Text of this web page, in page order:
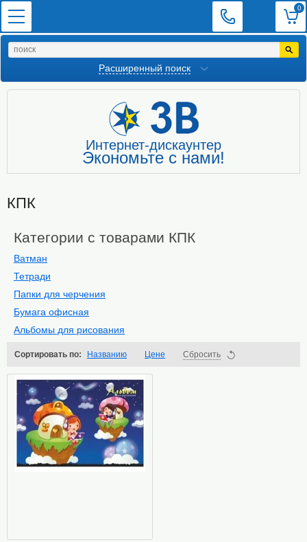
0
Расширенный поиск
Интернет-дискаунтер
Экономьте с нами!
КПК
Категории с товарами КПК
Ватман
Тетради
Папки для черчения
Бумага офисная
Альбомы для рисования
Сортировать по: Названию Цене Сбросить